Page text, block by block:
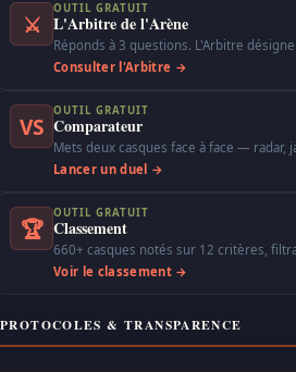
⚔
OUTIL GRATUIT
L'Arbitre de l'Arène
Réponds à 3 questions. L'Arbitre
Consulter l'Arbitre →
VS
OUTIL GRATUIT
Comparateur
Mets deux casques face à face — radar,
Lancer un duel →
🏆
OUTIL GRATUIT
Classement
660+ casques notés sur 12 critères,
Voir le classement →
PROTOCOLES & TRANSPARENCE